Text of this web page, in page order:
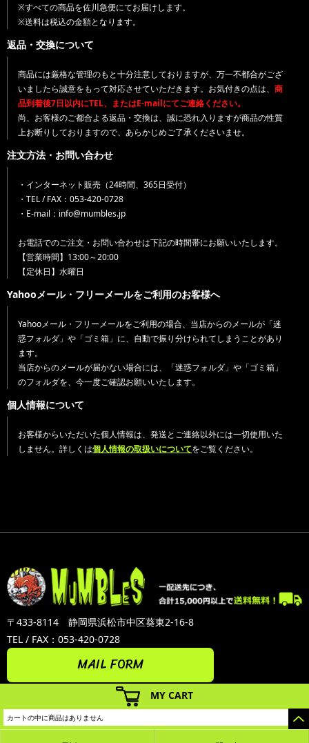
MY CART
カートの中に商品はありません
※すべての商品を佐川急便にてお届けします。
※送料は税込の金額となります。
返品・交換について
商品には厳格な管理のもと十分注意しておりますが、万一不都合がござ
いましたら誠意をもって対応させていただきます。お気付きの点は、 商
品到着後7日以内にTEL、またはE-mailにてご連絡ください。
尚、お客様のご都合よる返品・交換は、誠に恐れ入りますが商品の性質
上お断りしておりますので、あらかじめご了承くださいませ。
注文方法・お問い合わせ
・インターネット販売（24時間、365日受付）
・TEL / FAX：053-420-0728
・E-mail：info@mumbles.jp
お電話でのご注文・お問い合わせは下記の時間帯にお願いいたします。
【営業時間】13:00～20:00
【定休日】水曜日
Yahooメール・フリーメールをご利用のお客様へ
Yahooメール・フリーメールをご利用の場合、当店からのメールが「迷
惑フォルダ」や「ゴミ箱」に、自動で振り分けられてしまうことがあり
ます。
当店からのメールが届かない場合には、「迷惑フォルダ」や「ゴミ箱」
のフォルダを、今一度ご確認お願いいたします。
個人情報について
お客様からいただいた個人情報は、発送とご連絡以外には一切使用いた
しません。詳しくは個人情報の取扱いについてをご覧ください。
〒433-8114 静岡県浜松市中区葵東2-16-8
TEL / FAX：053-420-0728
MAIL FORM